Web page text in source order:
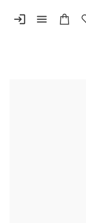
menu
login